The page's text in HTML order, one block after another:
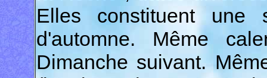
Elles constituent
d'automne. Même
Dimanche suivant.